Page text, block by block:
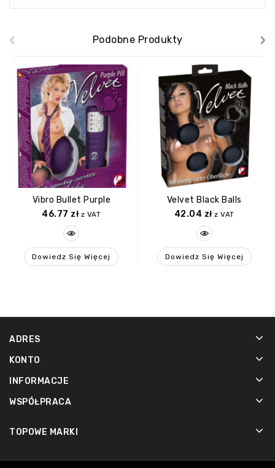
Podobne Produkty
Vibro Bullet Purple
46.77 zł z VAT
Dowiedz Się Więcej
Velvet Black Balls
42.04 zł z VAT
Dowiedz Się Więcej
‹ ›
ADRES
KONTO
INFORMACJE
WSPÓŁPRACA
TOPOWE MARKI